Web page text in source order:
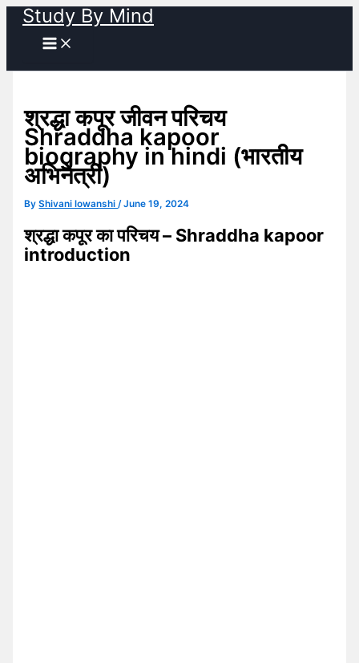
Skip
content
Study By Mind
श्रद्धा कपूर जीवन परिचय
Shraddha kapoor
biography in hindi (भारतीय
अभिनेत्री)
ByShivani lowanshi/June 19, 2024
श्रद्धा कपूर का परिचय – Shraddha kapoor
introduction